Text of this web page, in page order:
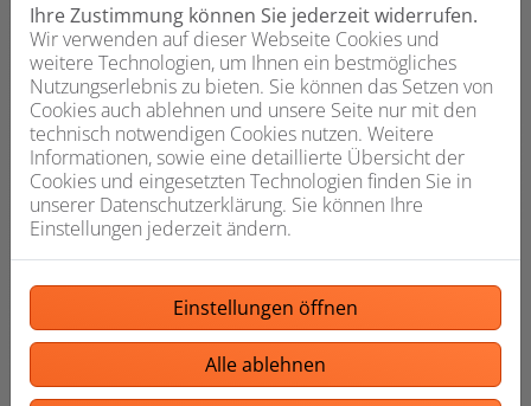
Öl- und Gasheizung
Reparatur, Sanierung oder Neueinbau:
Eine Heizungsanlage muss nicht nur
funktionieren, sondern sollte auch auf
Ihr Gebäude abgestimmt sein. Wir
stellen sicher, dass alles passt.
Weiterlesen
Ihre Zustimmung können Sie jederzeit widerrufen.
Wir verwenden auf dieser Webseite Cookies und
weitere Technologien, um Ihnen ein bestmögliches
Nutzungserlebnis zu bieten. Sie können das Setzen von
Cookies auch ablehnen und unsere Seite nur mit den
technisch notwendigen Cookies nutzen. Weitere
Informationen, sowie eine detaillierte Übersicht der
Cookies und eingesetzten Technologien finden Sie in
unserer Datenschutzerklärung. Sie können Ihre
Einstellungen jederzeit ändern.
Einstellungen öffnen
Alle ablehnen